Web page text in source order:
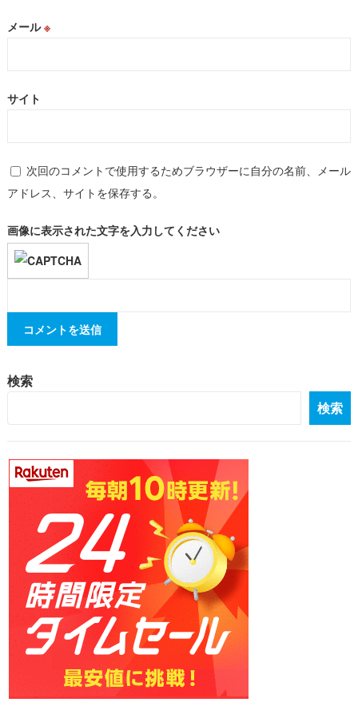
メール※
サイト
次回のコメントで使用するためブラウザーに自分の名前、メール
アドレス、サイトを保存する。
画像に表示された文字を入力してください
検索
検索